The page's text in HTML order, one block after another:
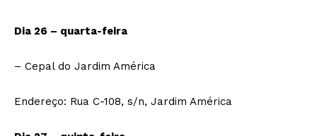
Dia 26 – quarta-feira
– Cepal do Jardim América
Endereço: Rua C-108, s/n, Jardim América